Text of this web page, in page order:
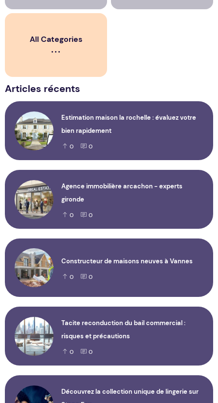
All Categories
Articles récents
Estimation maison la rochelle : évaluez votre
bien rapidement
0 0
Agence immobilière arcachon - experts
gironde
0 0
Constructeur de maisons neuves à Vannes
0 0
Tacite reconduction du bail commercial :
risques et précautions
0 0
Découvrez la collection unique de lingerie sur